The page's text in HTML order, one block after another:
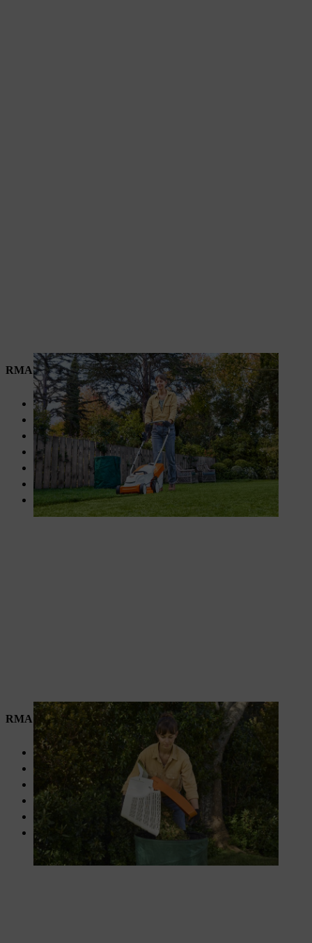
RMA 235
Maaibreedte van 33 cm
Maaibreedte van 25 – 65 mm
Grasopvangbak van 30 liter
Centrale maaihoogteverstelling
Om kleine gazons eenvoudig te maaien
Geoptimaliseerde messen
Licht
RMA 239
Maaibreedte van 37 cm
Maaihoogte van 30 – 70 mm
Grasopvangbak van 40 liter
Centrale maaihoogteverstelling
Voor kleine tot middelgrote gazons
Standaard stuur